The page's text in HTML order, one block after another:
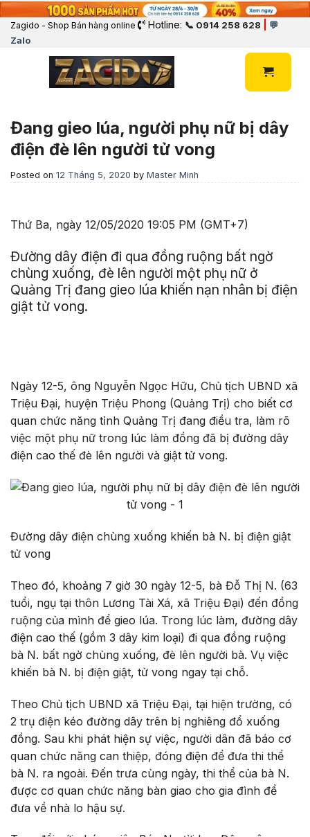
Zagido - Shop Bán hàng online Hotline: 📞 0914 258 628
💬
Zalo
Đang gieo lúa, người phụ nữ bị dây
điện đè lên người tử vong
Posted on 12 Tháng 5, 2020 by Master Minh
Thứ Ba, ngày 12/05/2020 19:05 PM (GMT+7)
Đường dây điện đi qua đồng ruộng bất ngờ
chùng xuống, đè lên người một phụ nữ ở
Quảng Trị đang gieo lúa khiến nạn nhân bị điện
giật tử vong.
Ngày 12-5, ông Nguyễn Ngọc Hữu, Chủ tịch UBND xã
Triệu Đại, huyện Triệu Phong (Quảng Trị) cho biết cơ
quan chức năng tỉnh Quảng Trị đang điều tra, làm rõ
việc một phụ nữ trong lúc làm đồng đã bị đường dây
điện cao thế đè lên người và giật tử vong.
Đường dây điện chùng xuống khiến bà N. bị điện giật
tử vong
Theo đó, khoảng 7 giờ 30 ngày 12-5, bà Đỗ Thị N. (63
tuổi, ngụ tại thôn Lương Tài Xá, xã Triệu Đại) đến đồng
ruộng của mình để gieo lúa. Trong lúc làm, đường dây
điện cao thế (gồm 3 dây kim loại) đi qua đồng ruộng
bà N. bất ngờ chùng xuống, đè lên người bà. Vụ việc
khiến bà N. bị điện giật, tử vong ngay tại chỗ.
Theo Chủ tịch UBND xã Triệu Đại, tại hiện trường, có
2 trụ điện kéo đường dây trên bị nghiêng đổ xuống
đồng. Sau khi phát hiện sự việc, người dân đã báo cơ
quan chức năng can thiệp, đóng điện để đưa thi thể
bà N. ra ngoài. Đến trưa cùng ngày, thi thể của bà N.
được cơ quan chức năng bàn giao cho gia đình để
đưa về nhà lo hậu sự.